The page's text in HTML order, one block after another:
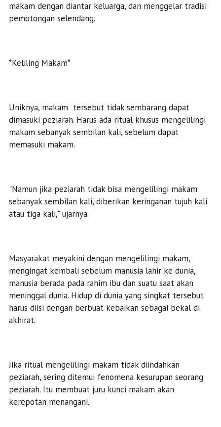
makam dengan diantar keluarga, dan menggelar tradisi
pemotongan selendang.
*Keliling Makam*
Uniknya, makam tersebut tidak sembarang dapat
dimasuki peziarah. Harus ada ritual khusus mengelilingi
makam sebanyak sembilan kali, sebelum dapat
memasuki makam.
"Namun jika peziarah tidak bisa mengelilingi makam
sebanyak sembilan kali, diberikan keringanan tujuh kali
atau tiga kali," ujarnya.
Masyarakat meyakini dengan mengelilingi makam,
mengingat kembali sebelum manusia lahir ke dunia,
manusia berada pada rahim ibu dan suatu saat akan
meninggal dunia. Hidup di dunia yang singkat tersebut
harus diisi dengan berbuat kebaikan sebagai bekal di
akhirat.
Jika ritual mengelilingi makam tidak diindahkan
peziarah, sering ditemui fenomena kesurupan seorang
peziarah. Itu membuat juru kunci makam akan
kerepotan menangani.